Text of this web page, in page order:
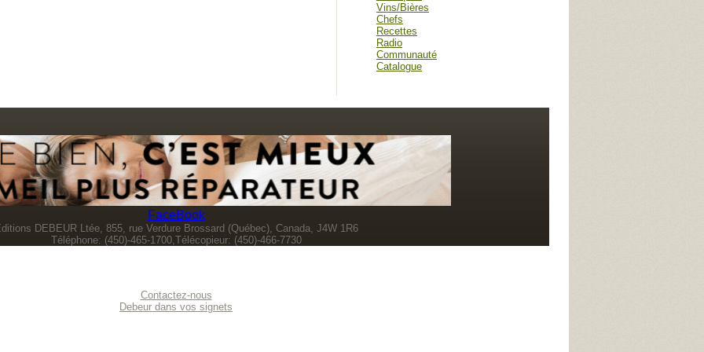
Vins/Bières
Chefs
Recettes
Radio
Communauté
Catalogue
FaceBook
DEBEUR Ltée, 855, rue Verdure Brossard (Québec), Canada, J4W 1R6
Téléphone: (450)-465-1700,Télécopieur: (450)-466-7730
Contactez-nous
Debeur dans vos signets